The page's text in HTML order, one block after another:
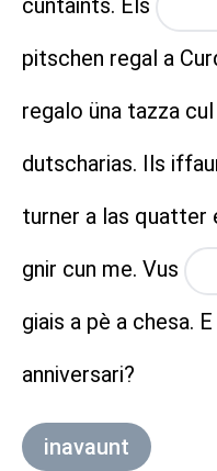
cuntaints. Els
pitschen regal a
regalo üna tazza
dutscharias. Ils
turner a las quatter
gnir cun me. Vus
giais a pè a chesa.
anniversari?
inavaunt